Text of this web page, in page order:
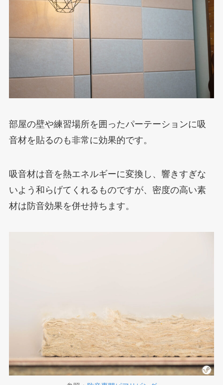
部屋の壁や練習場所を囲ったパーテーションに吸
音材を貼るのも非常に効果的です。
吸音材は音を熱エネルギーに変換し、響きすぎな
いよう和らげてくれるものですが、密度の高い素
材は防音効果を併せ持ちます。